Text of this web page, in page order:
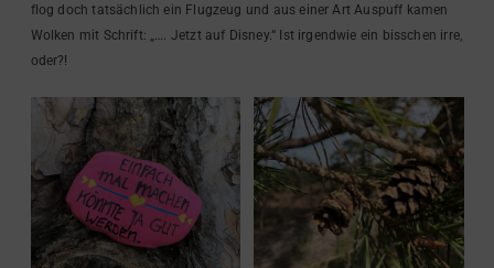
flog doch tatsächlich ein Flugzeug und aus einer Art Auspuff kamen
Wolken mit Schrift: „…. Jetzt auf Disney.“ Ist irgendwie ein bisschen irre,
oder?!